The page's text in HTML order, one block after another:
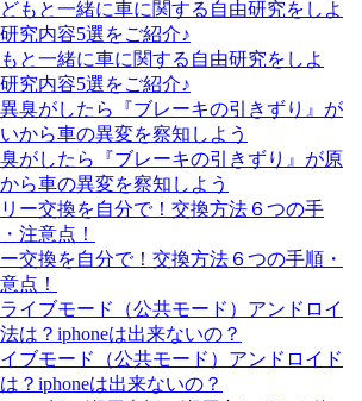
と一緒に車に関する自由研究をしよ
究内容5選をご紹介♪
がしたら『ブレーキの引きずり』が原
ら車の異変を察知しよう
交換を自分で！交換方法６つの手順・
点！
ブモード（公共モード）アンドロイド
？iphoneは出来ないの？